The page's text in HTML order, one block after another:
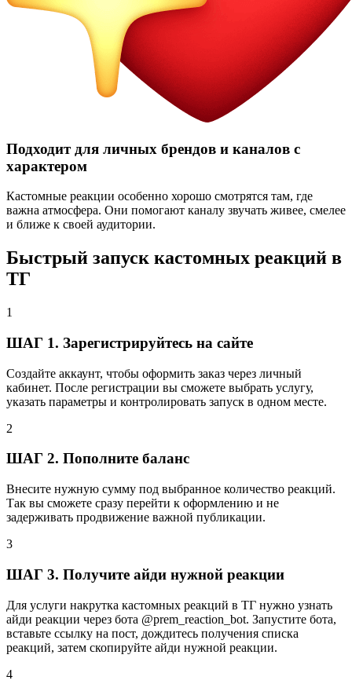
Подходит для личных брендов и каналов с
характером
Кастомные реакции особенно хорошо смотрятся там, где
важна атмосфера. Они помогают каналу звучать живее, смелее
и ближе к своей аудитории.
Быстрый запуск кастомных реакций в
TГ
1
ШАГ 1. Зарегистрируйтесь на сайте
Создайте аккаунт, чтобы оформить заказ через личный
кабинет. После регистрации вы сможете выбрать услугу,
указать параметры и контролировать запуск в одном месте.
2
ШАГ 2. Пополните баланс
Внесите нужную сумму под выбранное количество реакций.
Так вы сможете сразу перейти к оформлению и не
задерживать продвижение важной публикации.
3
ШАГ 3. Получите айди нужной реакции
Для услуги накрутка кастомных реакций в ТГ нужно узнать
айди реакции через бота @prem_reaction_bot. Запустите бота,
вставьте ссылку на пост, дождитесь получения списка
реакций, затем скопируйте айди нужной реакции.
4